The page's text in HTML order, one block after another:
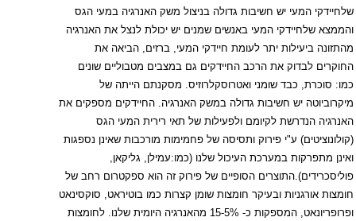
שלחיידקי המעי יש חשיבות גדולה בניצול משק האנרגיה במעי הגס
והממצא שלחיידקי המעי באנשים שמנים יש יכולת לנצל את האנרגיה
מהתזונה ביעילות יתר לעומת חיידקי המעי, ברזים, הביאה את
החוקרים לבדוק את הרכב החיידקים גם במצבים מטבוליים שונים
כמו: סוכרת, כבד שומני ואטרוסקלרוזיס. מסקנתם הייתה של
מיקרוביוטה יש חשיבות גדולה במשק האנרגיה. החיידקים מספקים את
האנרגיה הנדרשת לקיומם ולפעילות של תאי רירית המעי הגס
(קולונוציטים) ע"י פירוק ותסיסה של פחמימות מורכבות שאינן נספגות
ואינן מתפרקות במערכת העיכול שלנו (כמו:עמילן, גליקאן,
פוליסכרידים).התוצרים הסופיים של פירוק זה הוא ספקטרום רחב של
חומצות אורגניות ובעיקר חומצות שומן קצרות כמו בוטיראט, סוקסינאט
ופרופריונאט, המספקות כ- 5%-15 מהאנרגיה היומית שלנו. לחומצות